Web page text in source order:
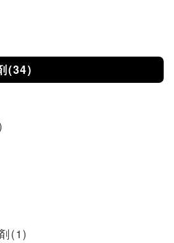
(34)
(1)